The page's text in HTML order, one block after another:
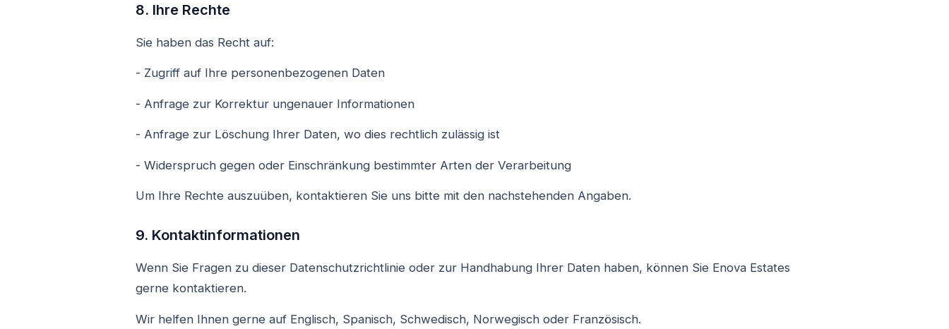
8. Ihre Rechte
Sie haben das Recht auf:
- Zugriff auf Ihre personenbezogenen Daten
- Anfrage zur Korrektur ungenauer Informationen
- Anfrage zur Löschung Ihrer Daten, wo dies rechtlich zulässig ist
- Widerspruch gegen oder Einschränkung bestimmter Arten der Verarbeitung
Um Ihre Rechte auszuüben, kontaktieren Sie uns bitte mit den nachstehenden Angaben.
9. Kontaktinformationen
Wenn Sie Fragen zu dieser Datenschutzrichtlinie oder zur Handhabung Ihrer Daten haben, können Sie Enova Estates
gerne kontaktieren.
Wir helfen Ihnen gerne auf Englisch, Spanisch, Schwedisch, Norwegisch oder Französisch.